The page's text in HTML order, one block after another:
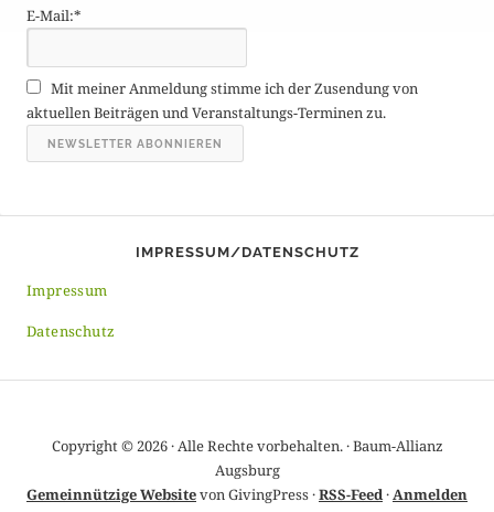
e
r
c
h
v
E-Mail:*
Mit meiner Anmeldung stimme ich der Zusendung von
aktuellen Beiträgen und Veranstaltungs-Terminen zu.
IMPRESSUM/DATENSCHUTZ
Impressum
Datenschutz
Copyright © 2026 · Alle Rechte vorbehalten. · Baum-Allianz
Augsburg
Gemeinnützige Websitevon GivingPress ·RSS-Feed·Anmelden